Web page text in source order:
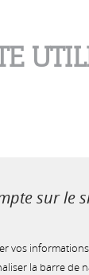
sur le
vos
la barre de